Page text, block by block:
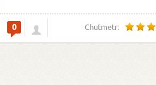
0 Chuťmetr: